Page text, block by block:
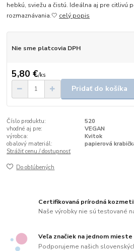
hebkú, sviežu a čistú. Ideálna aj pre citlivú
rozmaznávania.🤍 celý popis
Nie sme platcovia DPH
5,80 €/ks
Pridať do košíka
Číslo produktu:
520
vhodné aj pre:
VEGAN
výrobca:
Kvitok
obalový materiál:
papierová
Strážiť cenu / dostupnosť
Do obľúbených
Certifikovaná prírodná
Naše výrobky nie sú testované
Veľa značiek na jednom mieste
Podporujeme našich